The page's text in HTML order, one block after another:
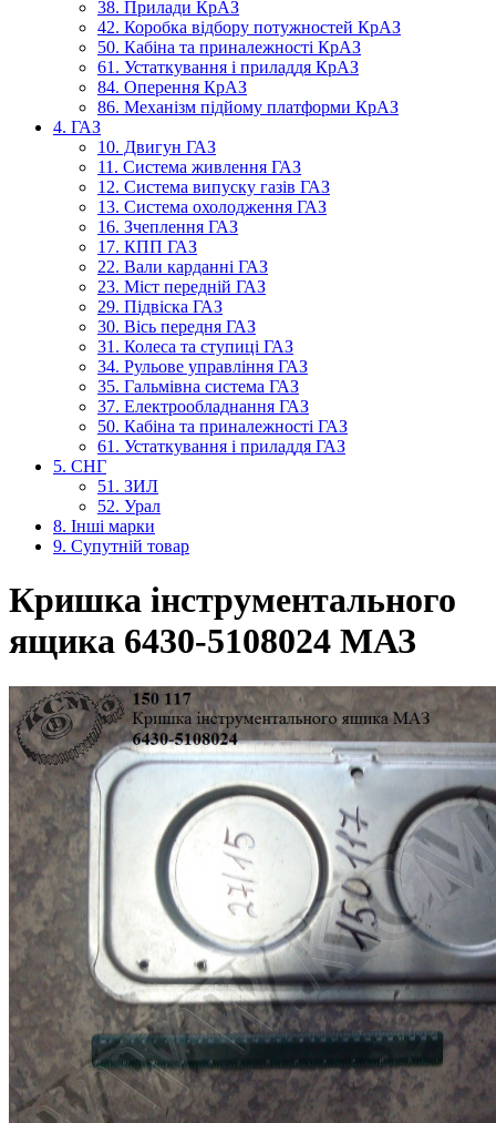
38. Прилади КрАЗ
42. Коробка відбору потужностей КрАЗ
50. Кабіна та приналежності КрАЗ
61. Устаткування і приладдя КрАЗ
84. Оперення КрАЗ
86. Механізм підйому платформи КрАЗ
4. ГАЗ
10. Двигун ГАЗ
11. Система живлення ГАЗ
12. Система випуску газів ГАЗ
13. Система охолодження ГАЗ
16. Зчеплення ГАЗ
17. КПП ГАЗ
22. Вали карданні ГАЗ
23. Міст передній ГАЗ
29. Підвіска ГАЗ
30. Вісь передня ГАЗ
31. Колеса та ступиці ГАЗ
34. Рульове управління ГАЗ
35. Гальмівна система ГАЗ
37. Електрообладнання ГАЗ
50. Кабіна та приналежності ГАЗ
61. Устаткування і приладдя ГАЗ
5. СНГ
51. ЗИЛ
52. Урал
8. Інші марки
9. Супутній товар
Кришка інструментального
ящика 6430-5108024 МАЗ